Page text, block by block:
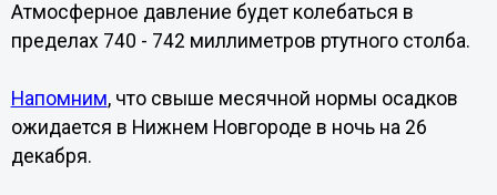
Атмосферное давление будет колебаться в
пределах 740 - 742 миллиметров ртутного столба.
Напомним, что свыше месячной нормы осадков
ожидается в Нижнем Новгороде в ночь на 26
декабря.